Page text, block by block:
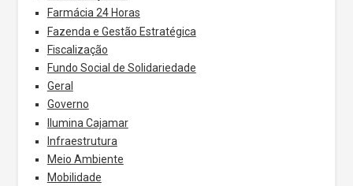
Farmácia 24 Horas
Fazenda e Gestão Estratégica
Fiscalização
Fundo Social de Solidariedade
Geral
Governo
Ilumina Cajamar
Infraestrutura
Meio Ambiente
Mobilidade